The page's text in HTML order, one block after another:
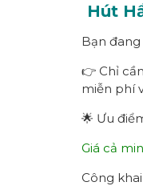
Hút
Bạn
👉 Chỉ
miễn phí
🌟 Ưu
Giá cả
Công